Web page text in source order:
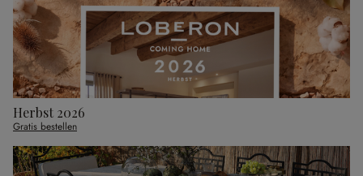
Herbst 2026
Gratis bestellen